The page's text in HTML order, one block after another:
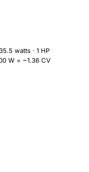
watts · 1 HP
W = ~1.36 CV